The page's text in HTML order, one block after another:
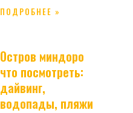
ПОДРОБНЕЕ »
Остров миндоро
что посмотреть:
дайвинг,
водопады, пляжи